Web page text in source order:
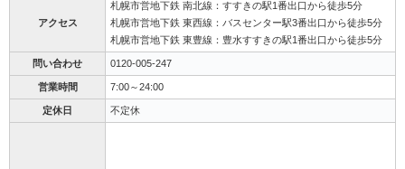
アクセス
札幌市営地下鉄 南北線：すすきの駅1番出口から徒歩5分
札幌市営地下鉄 東西線：バスセンター駅3番出口から徒歩5分
札幌市営地下鉄 東豊線：豊水すすきの駅1番出口から徒歩5分
問い合わせ 0120-005-247
営業時間 7:00～24:00
定休日 不定休